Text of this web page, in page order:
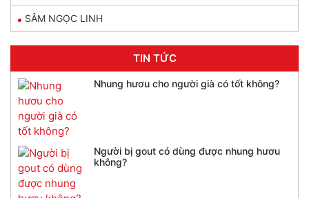
SÂM NGỌC LINH
TIN TỨC
Nhung hươu cho người già có tốt không?
Người bị gout có dùng được nhung hươu
không?